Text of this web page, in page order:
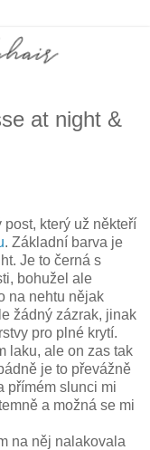
at night &
který už někteří
. Základní barva je
Je to černá s
bohužel ale
na nehtu nějak
žádný zázrak, jinak
pro plné krytí.
laku, ale on zas tak
je to převážně
přímém slunci mi
a možná se mi
na něj nalakovala